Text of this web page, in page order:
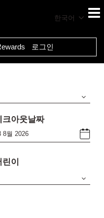
한국어
로그인
크아웃날짜
이